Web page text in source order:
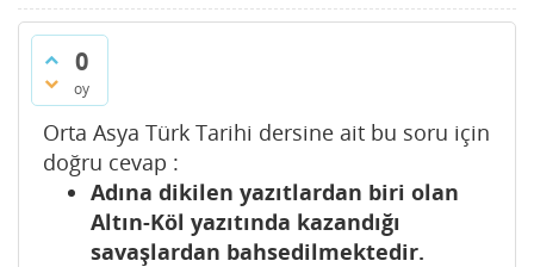
0
oy
Orta Asya Türk Tarihi dersine ait bu soru için
doğru cevap :
Adına dikilen yazıtlardan biri olan
Altın-Köl yazıtında kazandığı
savaşlardan bahsedilmektedir.